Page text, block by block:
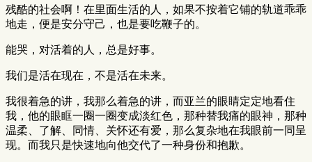
残酷的社会啊！在里面生活的人，如果不按着它铺的轨道乖乖
地走，便是安分守己，也是要吃鞭子的。
能哭，对活着的人，总是好事。
我们是活在现在，不是活在未来。
我很着急的讲，我那么着急的讲，而亚兰的眼睛定定地看住
我，他的眼眶一圈一圈变成淡红色，那种替我痛的眼神，那种
温柔、了解、同情、关怀还有爱，那么复杂地在我眼前一同呈
现。而我只是快速地向他交代了一种身份和抱歉。